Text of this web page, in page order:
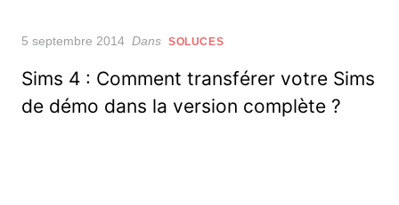
Posted
5 septembre 2014 Dans SOLUCES
Sims 4 : Comment transférer votre Sims
de démo dans la version complète ?